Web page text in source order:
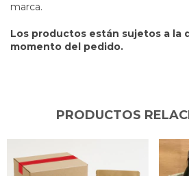
marca.
Los productos están sujetos a la
momento del pedido.
PRODUCTOS